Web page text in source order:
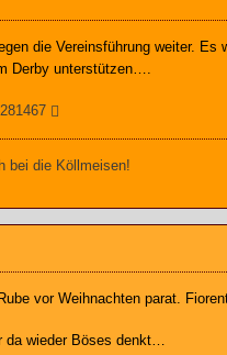
die Vereinsführung weiter.
Derby unterstützen….
bei die Köllmeisen!
vor Weihnachten parat.
da wieder Böses denkt…